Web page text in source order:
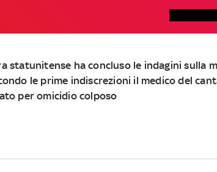
statunitense ha concluso le indagini sulla
le prime indiscrezioni il medico del
per omicidio colposo